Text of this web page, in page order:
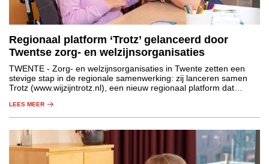
Regionaal platform ‘Trotz’ gelanceerd door
Twentse zorg- en welzijnsorganisaties
TWENTE - Zorg- en welzijnsorganisaties in Twente zetten een
stevige stap in de regionale samenwerking: zij lanceren samen
Trotz (www.wijzijntrotz.nl), een nieuw regionaal platform dat
in de regio vorm te geven.
LEES MEER